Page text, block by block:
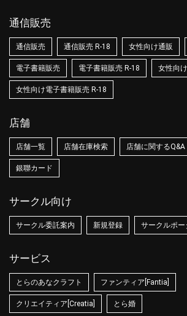
通信販売
通信販売 通信販売 R-18 女性向け通販
電子書籍販売 電子書籍販売 R-18 女性向
女性向け電子書籍販売 R-18
店舗
店舗一覧 店舗在庫検索 店舗に関するQ&A
銀聯カード
サークル向け
サークル委託案内 新規登録 サークルポー
サービス
とらのあなクラフト ファンティア[Fantia]
クリエイティア[Creatia] とら婚